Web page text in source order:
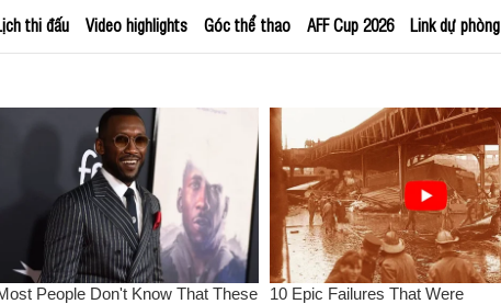
thi đấu Video highlights Góc thể thao AFF Cup 2026 Link dự phòng